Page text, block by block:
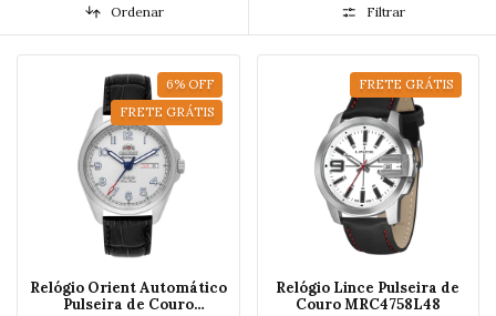
Ordenar Filtrar
6% OFF
FRETE GRÁTIS
Relógio Orient Automático
Pulseira de Couro
FRETE GRÁTIS
Relógio Lince Pulseira de
Couro MRC4758L48